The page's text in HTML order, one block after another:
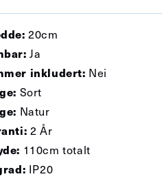
20cm
Ja
inkludert: Nei
Sort
Natur
2 År
110cm totalt
IP20